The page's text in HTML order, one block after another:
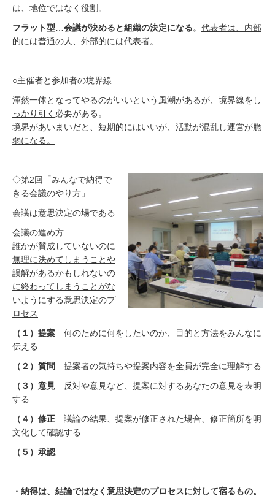
は、地位ではなく役割。
フラット型
会議が決めると組織の決定になる。 代表者は、内部
的には普通の人、外部的には代表者。
○主催者と参加者の境界線
渾然一体となってやるのがいいという風潮があるが、 境界線をし
っかり引く 必要がある。
境界があいまいだと
、短期的にはいいが、 活動が混乱し運営が脆
弱になる。
◇第2回「みんなで納得で
きる会議のやり方」
会議は意思決定の場である
会議の進め方
誰かが賛成していないのに
無理に決めてしまうことや
誤解があるかもしれないの
に終わってしまうことがな
いようにする意思決定のプ
ロセス
（１）提案 何のために何をしたいのか、目的と方法をみんなに
伝える
（２）質問 提案者の気持ちや提案内容を全員が完全に理解する
（３）意見
反対や意見など、提案に対するあなたの意見を表明
する
（４）修正 議論の結果、提案が修正された場合、修正箇所を明
文化して確認する
（５）承認
・納得は、結論ではなく意思決定のプロセスに対して宿るもの。